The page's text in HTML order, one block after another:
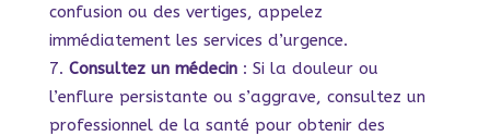
confusion ou des vertiges, appelez
immédiatement les services d’urgence.
Consultez un médecin: Si la douleur ou
l’enflure persistante ou s’aggrave, consultez un
professionnel de la santé pour obtenir des